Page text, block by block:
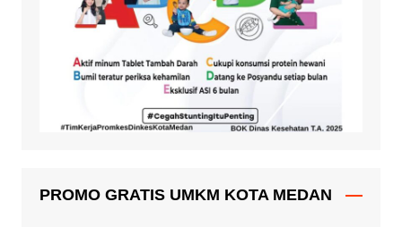
PROMO GRATIS UMKM KOTA MEDAN